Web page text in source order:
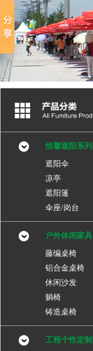
恒馨遮阳系列
遮阳伞
凉亭
遮阳篷
伞座/岗台
户外休闲家具
藤编桌椅
铝合金桌椅
休闲沙发
躺椅
铸造桌椅
工程个性定制